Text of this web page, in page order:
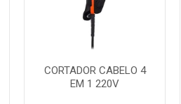
CORTADOR CABELO 4
EM 1 220V